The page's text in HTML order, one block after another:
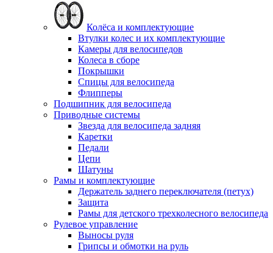
Колёса и комплектующие
Втулки колес и их комплектующие
Камеры для велосипедов
Колеса в сборе
Покрышки
Спицы для велосипеда
Флипперы
Подшипник для велосипеда
Приводные системы
Звезда для велосипеда задняя
Каретки
Педали
Цепи
Шатуны
Рамы и комплектующие
Держатель заднего переключателя (петух)
Защита
Рамы для детского трехколесного велосипеда
Рулевое управление
Выносы руля
Грипсы и обмотки на руль